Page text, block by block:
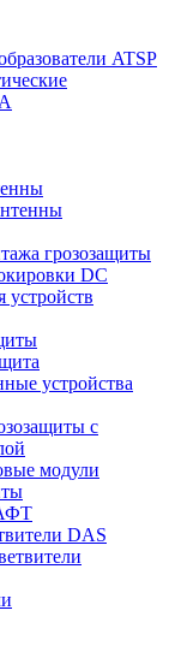
ATSP
грозозащиты
DC
устройств
устройства
с
модули
DAS